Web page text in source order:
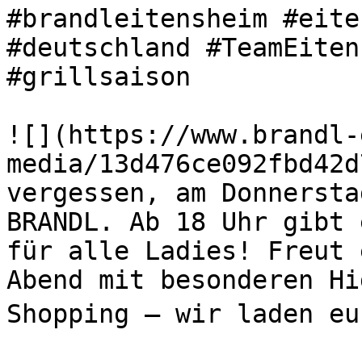
#brandleitensheim
#deutschland
#grillsaison
![](https://
media/
vergessen, am
BRANDL. Ab 18 Uhr
für alle Ladies! Freut
Abend mit besonderen
Shopping – wir laden